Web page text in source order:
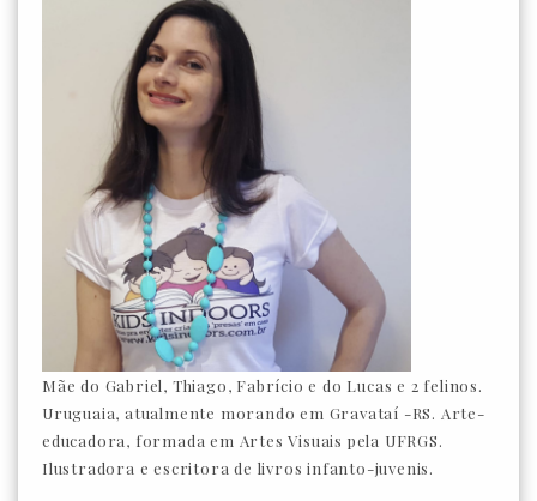
Mãe do Gabriel, Thiago, Fabrício e do Lucas e 2 felinos.
Uruguaia, atualmente morando em Gravataí -RS. Arte-
educadora, formada em Artes Visuais pela UFRGS.
Ilustradora e escritora de livros infanto-juvenis.